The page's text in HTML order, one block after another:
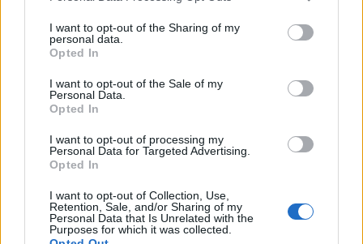
I want to opt-out of the Sharing of my
personal data.
Opted In
I want to opt-out of the Sale of my
Personal Data.
Opted In
I want to opt-out of processing my
Personal Data for Targeted Advertising.
Opted In
I want to opt-out of Collection, Use,
Retention, Sale, and/or Sharing of my
Personal Data that Is Unrelated with the
Purposes for which it was collected.
Klaipėdoje - prancūzų
laivas, kuriame galima
skleidžiamus garsus(1)
Nusitrynęs ženklinimas
prospekto rekonstrukciją